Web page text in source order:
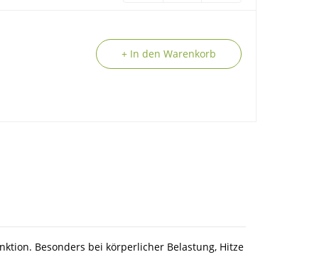
+ In den Warenkorb
Besonders bei körperlicher Belastung, Hitze